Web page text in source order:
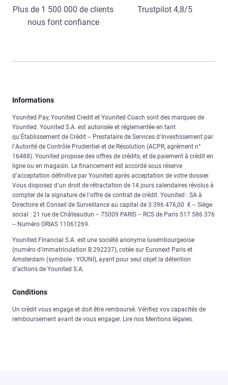
Plus de 1 500 000 de clients
nous font confiance
Trustpilot 4,8/5
Informations
Younited Pay, Younited Credit et Younited Coach sont des marques de
Younited. Younited S.A. est autorisée et réglementée en tant
qu’Établissement de Crédit – Prestataire de Services d’Investissement par
l’Autorité de Contrôle Prudentiel et de Résolution (ACPR, agrément n°
16488). Younited propose des offres de crédits, et de paiement à crédit en
ligne ou en magasin. Le financement est accordé sous réserve
d’acceptation définitive par Younited après acceptation de votre dossier.
Vous disposez d’un droit de rétractation de 14 jours calendaires révolus à
compter de la signature de l’offre de contrat de crédit. Younited : SA à
Directoire et Conseil de Surveillance au capital de 3 396 476,00 € – Siège
social : 21 rue de Châteaudun – 75009 PARIS – RCS de Paris 517 586 376
– Numéro ORIAS 11061269.
Younited Financial S.A. est une société anonyme luxembourgeoise
(numéro d’immatriculation B 292237), cotée sur Euronext Paris et
Amsterdam (symbole : YOUNI), ayant pour seul objet la détention
d’actions de Younited S.A.
Conditions
Un crédit vous engage et doit être remboursé. Vérifiez vos capacités de
remboursement avant de vous engager. Lire nos Mentions légales.